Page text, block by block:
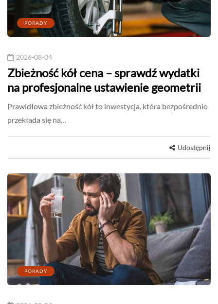
PORADY
2026-08-04
Zbieżność kół cena – sprawdź wydatki
na profesjonalne ustawienie geometrii
Prawidłowa zbieżność kół to inwestycja, która bezpośrednio
przekłada się na…
Udostępnij
PORADY